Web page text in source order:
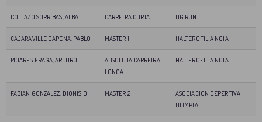
COLLAZO SORRIBAS, ALBA CARREIRA CURTA DG RUN
CAJARAVILLE DAPENA, PABLO MASTER 1 HALTEROFILIA NOIA
MOARES FRAGA, ARTURO
ABSOLUTA CARREIRA
LONGA
HALTEROFILIA NOIA
FABIAN GONZALEZ, DIONISIO MASTER 2
ASOCIACION DEPERTIVA
OLIMPIA